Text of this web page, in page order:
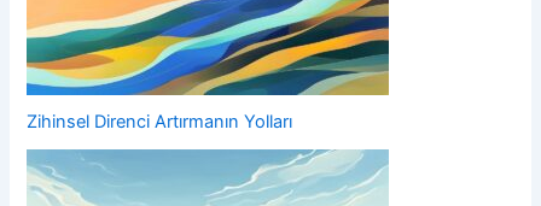
Zihinsel Direnci Artırmanın Yolları